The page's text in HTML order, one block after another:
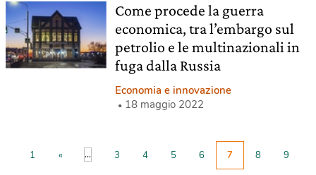
Come procede la guerra
economica, tra l’embargo sul
petrolio e le multinazionali in
fuga dalla Russia
Economia e innovazione
18 maggio 2022
1 « ... 3 4 5 6 7 8 9